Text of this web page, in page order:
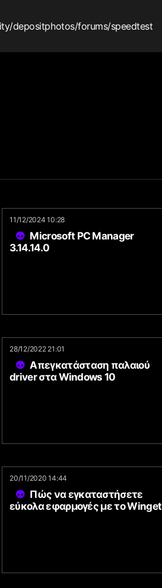
/depositphotos/forums/speedtest
11/12/2024 10:28
Microsoft PC Manager
3.14.14.0
28/12/2022 21:01
Απεγκατάσταση παλαιού
driver στα Windows 10
20/11/2020 14:44
Πώς να εγκαταστήσετε
εύκολα εφαρμογές με το Winget